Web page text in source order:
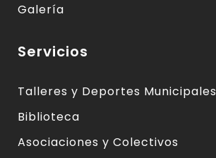
Galería
Servicios
Talleres y Deportes Municipales
Biblioteca
Asociaciones y Colectivos